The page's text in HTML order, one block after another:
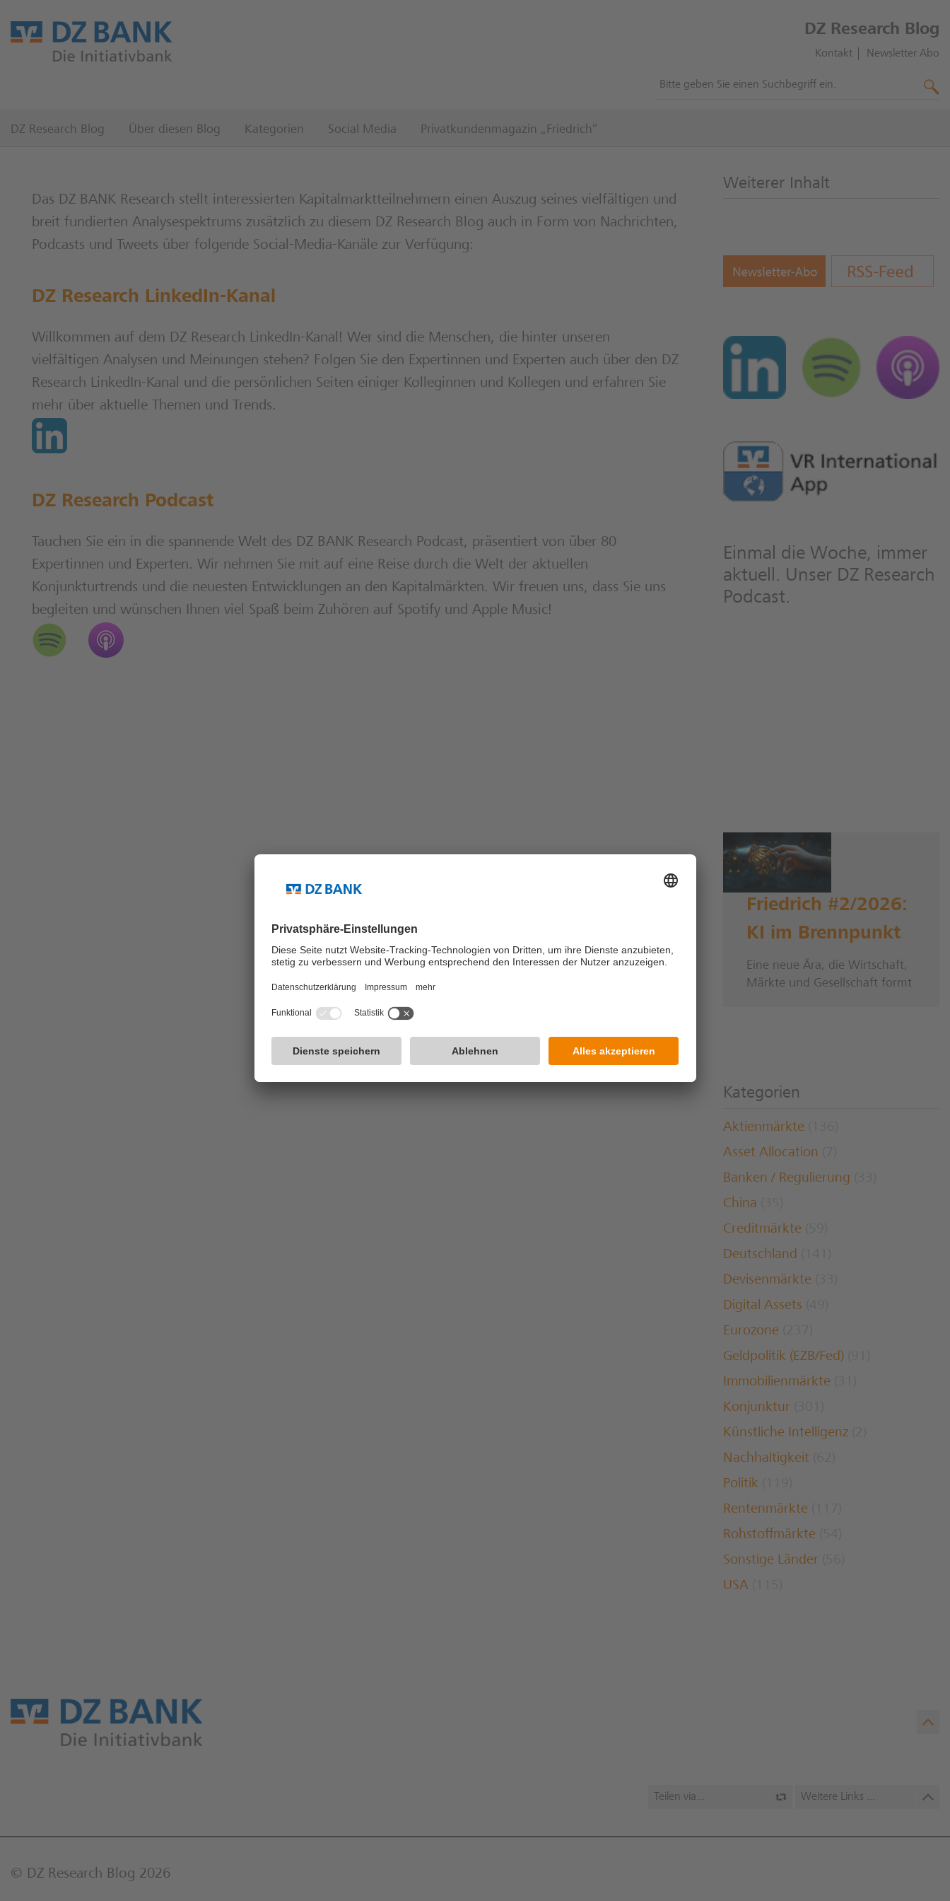
DZ Research Blog
Kontakt Newsletter Abo
DZ Research Blog Über diesen Blog Kategorien Social Media Privatkundenmagazin „Friedrich“
Das DZ BANK Research stellt interessierten Kapitalmarktteilnehmern einen Auszug seines vielfältigen und
breit fundierten Analysespektrums zusätzlich zu diesem DZ Research Blog auch in Form von Nachrichten,
Podcasts und Tweets über folgende Social-Media-Kanäle zur Verfügung:
DZ Research LinkedIn-Kanal
Willkommen auf dem DZ Research LinkedIn-Kanal! Wer sind die Menschen, die hinter unseren
vielfältigen Analysen und Meinungen stehen? Folgen Sie den Expertinnen und Experten auch über den DZ
Research LinkedIn-Kanal und die persönlichen Seiten einiger Kolleginnen und Kollegen und erfahren Sie
mehr über aktuelle Themen und Trends.
DZ Research Podcast
Tauchen Sie ein in die spannende Welt des DZ BANK Research Podcast, präsentiert von über 80
Expertinnen und Experten. Wir nehmen Sie mit auf eine Reise durch die Welt der aktuellen
Konjunkturtrends und die neuesten Entwicklungen an den Kapitalmärkten. Wir freuen uns, dass Sie uns
begleiten und wünschen Ihnen viel Spaß beim Zuhören auf Spotify und Apple Music!
Weiterer Inhalt
Einmal die Woche, immer
aktuell. Unser DZ Research
Podcast.
Friedrich #2/2026:
KI im Brennpunkt
Eine neue Ära, die Wirtschaft,
Märkte und Gesellschaft formt
Kategorien
Aktienmärkte
Asset Allocation
Banken / Regulierung
China
Creditmärkte
Deutschland
Devisenmärkte
Digital Assets
Eurozone
Geldpolitik (EZB/Fed)
Immobilienmärkte
Konjunktur
Künstliche Intelligenz
Nachhaltigkeit
Politik
Rentenmärkte
Rohstoffmärkte
Sonstige Länder
USA
Teilen via... Weitere Links ...
© DZ Research Blog 2026